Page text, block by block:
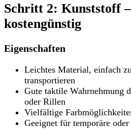
Schritt 2: Kunststoff
kostengünstig
Eigenschaften
Leichtes Material, einfach
transportieren
Gute taktile Wahrnehmung
oder Rillen
Vielfältige
Geeignet für temporäre